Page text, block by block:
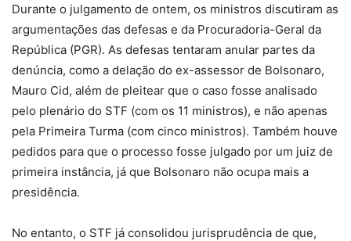
Durante o julgamento de ontem, os ministros discutiram as
argumentações das defesas e da Procuradoria-Geral da
República (PGR). As defesas tentaram anular partes da
denúncia, como a delação do ex-assessor de Bolsonaro,
Mauro Cid, além de pleitear que o caso fosse analisado
pelo plenário do STF (com os 11 ministros), e não apenas
pela Primeira Turma (com cinco ministros). Também houve
pedidos para que o processo fosse julgado por um juiz de
primeira instância, já que Bolsonaro não ocupa mais a
presidência.
No entanto, o STF já consolidou jurisprudência de que,